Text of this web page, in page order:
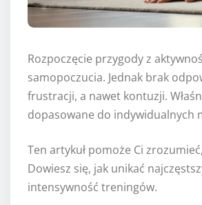
Rozpoczęcie przygody z
samopoczucia. Jednak brak
frustracji, a nawet kontuzji.
dopasowane do indywidualnych
Ten artykuł pomoże Ci
Dowiesz się, jak unikać
intensywność treningów.